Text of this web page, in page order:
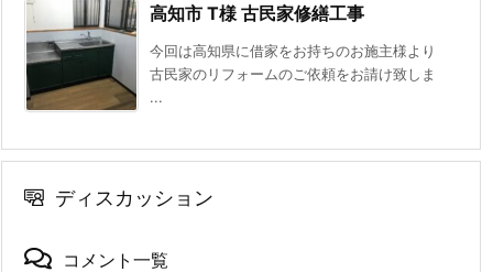
高知市 T様 古民家修繕工事
今回は高知県に借家をお持ちのお施主様より
古民家のリフォームのご依頼をお請け致しま
...
ディスカッション
コメント一覧